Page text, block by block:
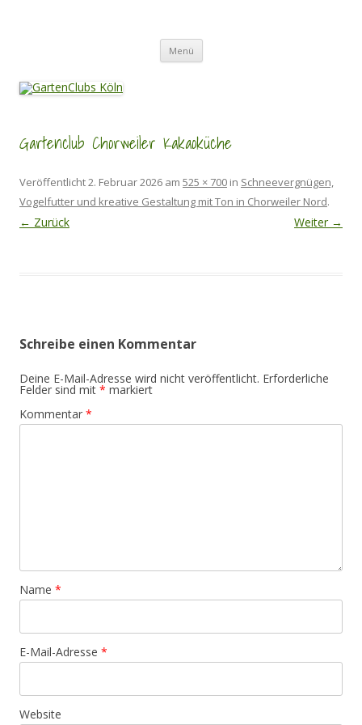
Menü
Gartenclub Chorweiler Kakaoküche
Veröffentlicht2. Februar 2026 am 525 × 700 in Schneevergnügen,
Vogelfutter und kreative Gestaltung mit Ton in Chorweiler Nord.
← Zurück Weiter →
Schreibe einen Kommentar
Deine E-Mail-Adresse wird nicht veröffentlicht. Erforderliche
Felder sind mit * markiert
Kommentar *
Name *
E-Mail-Adresse *
Website